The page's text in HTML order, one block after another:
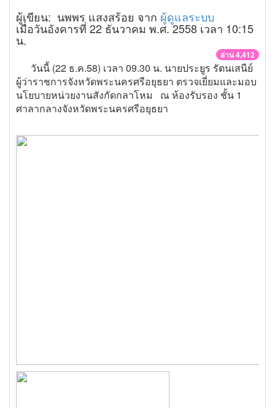
ผู้เขียน: นพพร แสงสร้อย จาก ผู้ดูแลระบบ
เมื่อวันอังคารที่ 22 ธันวาคม พ.ศ. 2558 เวลา 10:15
น.
อ่าน 4,412
วันนี้ (22 ธ.ค.58) เวลา 09.30 น. นายประยูร รัตนเสนีย์
ผู้ว่าราชการจังหวัดพระนครศรีอยุธยา ตรวจเยี่ยมและมอบ
นโยบายหน่วยงานสังกัดกลาโหม ณ ห้องรับรอง ชั้น 1
ศาลากลางจังหวัดพระนครศรีอยุธยา